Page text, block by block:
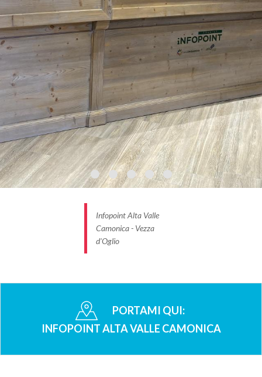
Infopoint Alta Valle
Camonica - Vezza
d'Oglio
PORTAMI QUI:
INFOPOINT ALTA VALLE CAMONICA